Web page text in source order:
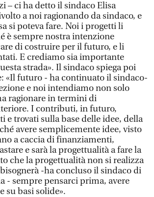
– ci ha detto il sindaco Elisa
a noi ragionando da sindaco, e
si poteva fare. Noi i progetti li
è sempre nostra intenzione
di costruire per il futuro, e li
E crediamo sia importante
strada». Il sindaco spiega poi
«Il futuro - ha continuato il sindaco-
e noi intendiamo non solo
ragionare in termini di
I contributi, in futuro,
e trovati sulla base delle idee, della
avere semplicemente idee, visto
a caccia di finanziamenti,
e sarà la progettualità a fare la
che la progettualità non si realizza
-ha concluso il sindaco di
- sempre pensarci prima, avere
su basi solide».